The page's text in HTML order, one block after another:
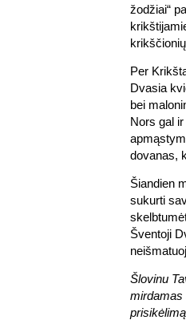
žodžiai“
Per
Dvasia
bei
Nors gal
dovanas,
Šiandien
sukurti
Šventoji
Šlovinu
mirdamas